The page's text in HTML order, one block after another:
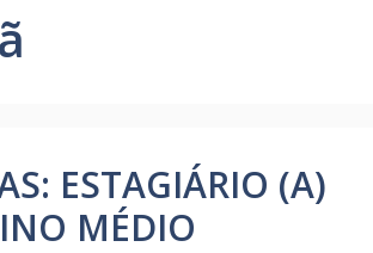
ESTAGIÁRIO (A)
MÉDIO